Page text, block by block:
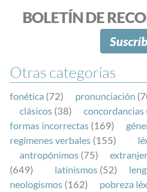
BOLETÍN DE
Otras categorías
fonética (72) pronunciación
clásicos (38) concordancias
formas incorrectas (169)
regímenes verbales (155)
antropónimos (75)
(649)
latinismos (52)
neologismos (162) pobreza